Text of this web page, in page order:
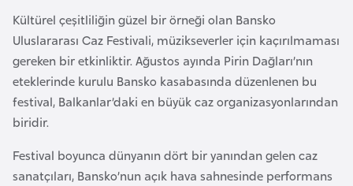
Kültürel çeşitliliğin güzel bir örneği olan Bansko
Uluslararası Caz Festivali, müzikseverler için kaçırılmaması
gereken bir etkinliktir. Ağustos ayında Pirin Dağları’nın
eteklerinde kurulu Bansko kasabasında düzenlenen bu
festival, Balkanlar’daki en büyük caz organizasyonlarından
biridir.
Festival boyunca dünyanın dört bir yanından gelen caz
sanatçıları, Bansko’nun açık hava sahnesinde performans
k
i
n
a
F
a
s
o